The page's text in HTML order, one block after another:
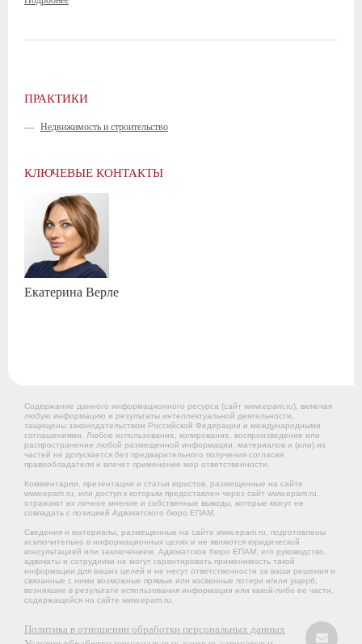
ПРАКТИКИ
— Недвижимость и строительство
КЛЮЧЕВЫЕ КОНТАКТЫ
Екатерина Верле
Содержание данного информационного ресурса (сайт www.epam.ru), включая
любую информацию и результаты интеллектуальной деятельности,
защищены законодательством Российской Федерации и международными
соглашениями. Любое использование, копирование, воспроизведение или
распространение любой размещенной информации, материалов и (или) их
частей не допускается без предварительного получения согласия
правообладателя и влечет применение мер ответственности.
Комментарии, презентации и статьи юристов, размещенные на сайте
www.epam.ru, или доступ к которым предоставлен через сайт www.epam.ru,
отражают их личное мнение и собственные выводы, которые могут не
совпадать с позицией Адвокатского бюро ЕПАМ.
Сведения и материалы, размещенные на сайте www.epam.ru, подготовлены
исключительно в информационных целях и не являются юридической
консультацией или заключением. Адвокатское бюро ЕПАМ, его руководство,
адвокаты и сотрудники не могут гарантировать применимость такой
информации для ваших целей и не несут ответственности за ваши решения и
связанные с ними возможные прямые или косвенные потери и/или ущерб,
возникшие в результате использования информации или какой-либо ее части,
содержащейся на сайте www.epam.ru.
Политика в отношении обработки персональных данных